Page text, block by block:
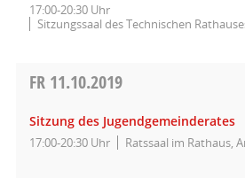
17:00-20:30 Uhr
Sitzungssaal des Technischen
FR 11.10.2019
Sitzung des Jugendgemeinderates
17:00-20:30 Uhr Ratssaal im Rathaus,